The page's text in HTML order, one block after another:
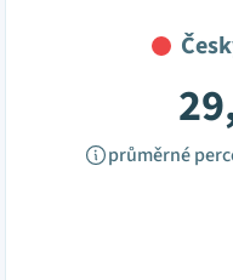
průměrné